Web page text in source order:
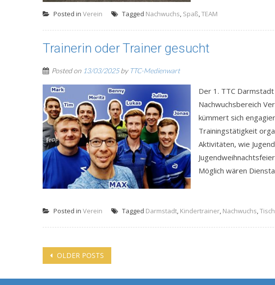
Posted in Verein Tagged Nachwuchs, Spaß,TEAM
Trainerin oder Trainer gesucht
Posted on 13/03/2025by TTC-Medienwart
Der 1. TTC
Nachwuchsbereich
kümmert sich
Trainingstätigkeit
Aktivitäten, wie
Möglich wären
Posted in Verein Tagged Darmstadt, Kindertrainer, Nachwuchs,
Posts
navigation
OLDER POSTS